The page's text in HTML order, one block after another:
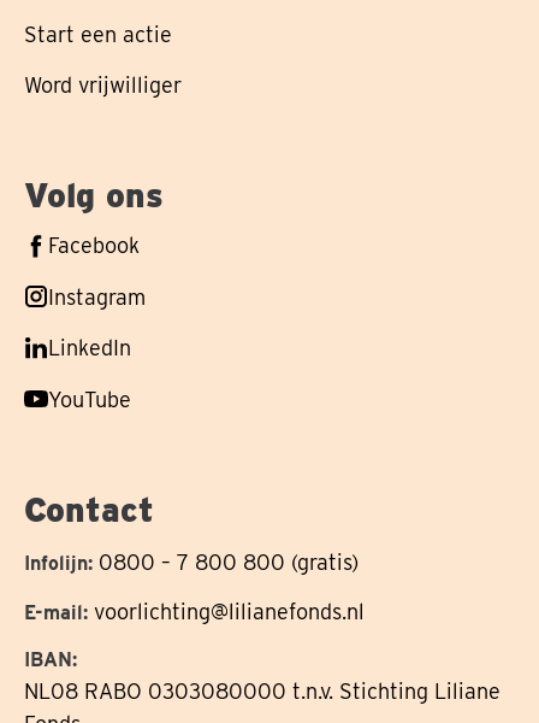
Start een actie
Word vrijwilliger
Volg ons
Volg
op
Facebook
Volg
op
Instagram
Volg
op
LinkedIn
Volg
YouTube
Contact
Infolijn: 0800 – 7 800 800 (gratis)
E-mail: voorlichting@lilianefonds.nl
IBAN:
NL08 RABO 0303080000 t.n.v. Stichting Liliane